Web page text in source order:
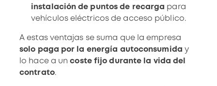
instalación de puntos de recarga para
vehículos eléctricos de acceso público.
A estas ventajas se suma que la empresa
solo paga por la energía autoconsumida y
lo hace a uncoste fijo durante la vida del
contrato.